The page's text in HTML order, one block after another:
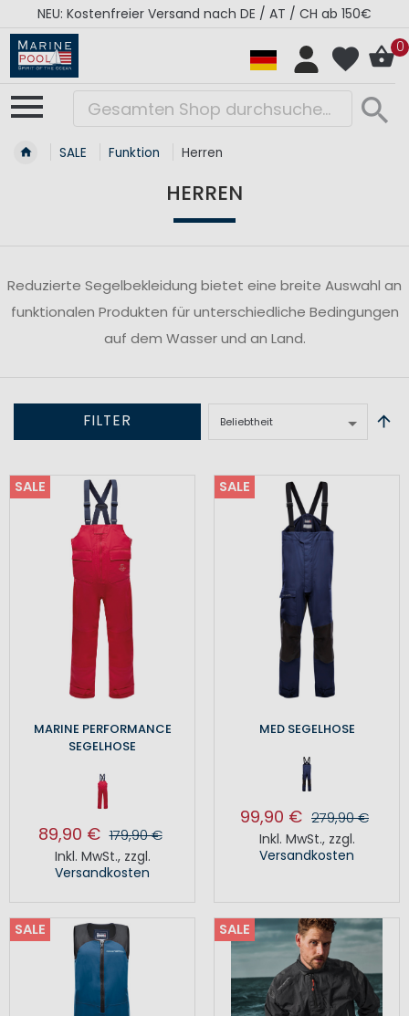
NEU: Kostenfreier Versand nach DE / AT / CH ab 150€
0
SALE Funktion Herren
HERREN
Reduzierte Segelbekleidung bietet eine breite Auswahl an
funktionalen Produkten für unterschiedliche Bedingungen
auf dem Wasser und an Land.
FILTER
SALE
MARINE PERFORMANCE
SEGELHOSE
89,90 € 179,90 €
Inkl. MwSt., zzgl.
Versandkosten
SALE
MED SEGELHOSE
99,90 € 279,90 €
Inkl. MwSt., zzgl.
Versandkosten
SALE SALE